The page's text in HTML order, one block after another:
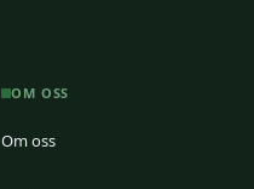
OM OSS
Om oss